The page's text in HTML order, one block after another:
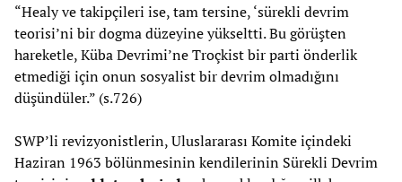
“Healy ve takipçileri ise, tam tersine, ‘sürekli devrim
teorisi’ni bir dogma düzeyine yükseltti. Bu görüşten
hareketle, Küba Devrimi’ne Troçkist bir parti önderlik
etmediği için onun sosyalist bir devrim olmadığını
düşündüler.” (s.726)
SWP’li revizyonistlerin, Uluslararası Komite içindeki
Haziran 1963 bölünmesinin kendilerinin Sürekli Devrim